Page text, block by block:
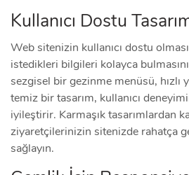
Kullanıcı Dostu
Web sitenizin kullanıcı dostu
istedikleri bilgileri kolayca
sezgisel bir gezinme menüsü, hızlı
temiz bir tasarım, kullanıcı
iyileştirir. Karmaşık tasarımlardan
ziyaretçilerinizin sitenizde rahatça
sağlayın.